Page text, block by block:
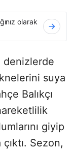
olarak
denizlerde
suya
Balıkçı
giyip
çıktı. Sezon,